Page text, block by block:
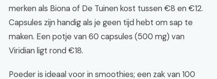
merken als Biona of De Tuinen kost tussen €8 en €12.
Capsules zijn handig als je geen tijd hebt om sap te
maken. Een potje van 60 capsules (500 mg) van
Viridian ligt rond €18.
Poeder is ideaal voor in smoothies; een zak van 100